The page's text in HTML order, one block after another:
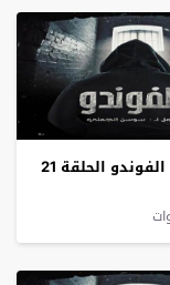
مسلسل الفوندو الحلقة 21